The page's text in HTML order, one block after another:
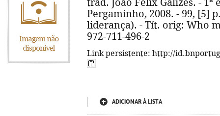
trad. João Félix Galizes. - 1ª
Pergaminho, 2008. - 99, [5]
liderança). - Tít. orig: Who
972-711-496-2
Link persistente: http://
ADICIONAR À LISTA